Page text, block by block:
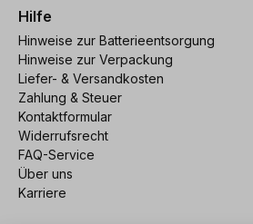
Hilfe
Hinweise zur Batterieentsorgung
Hinweise zur Verpackung
Liefer- & Versandkosten
Zahlung & Steuer
Kontaktformular
Widerrufsrecht
FAQ-Service
Über uns
Karriere